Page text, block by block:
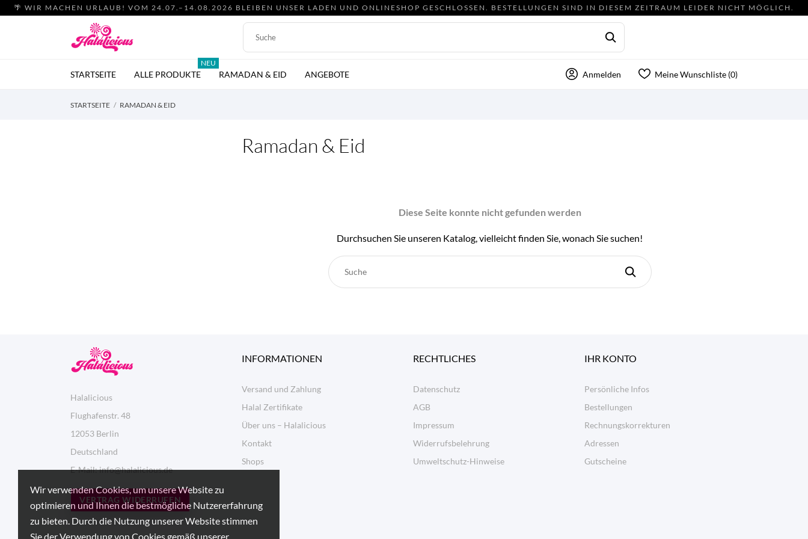
Wir verwenden Cookies, um unsere Website zu
optimieren und Ihnen die bestmögliche Nutzererfahrung
zu bieten. Durch die Nutzung unserer Website stimmen
Sie der Verwendung von Cookies gemäß unserer
🌴 WIR MACHEN URLAUB! VOM 24.07.–14.08.2026 BLEIBEN UNSER LADEN UND ONLINESHOP GESCHLOSSEN. BESTELLUNGEN SIND IN DIESEM ZEITRAUM LEIDER NICHT MÖGLICH.
STARTSEITE ALLE PRODUKTE
NEU
RAMADAN & EID ANGEBOTE Anmelden Meine Wunschliste (0)
STARTSEITE RAMADAN & EID
Ramadan & Eid
Diese Seite konnte nicht gefunden werden
Durchsuchen Sie unseren Katalog, vielleicht finden Sie, wonach Sie suchen!
Halalicious
Flughafenstr. 48
12053 Berlin
Deutschland
E-Mail:info@halalicious.de
INFORMATIONEN
Versand und Zahlung
Halal Zertifikate
Über uns – Halalicious
Kontakt
Shops
RECHTLICHES
Datenschutz
AGB
Impressum
Widerrufsbelehrung
Umweltschutz-Hinweise
IHR KONTO
Persönliche Infos
Bestellungen
Rechnungskorrekturen
Adressen
Gutscheine
VERTRAG WIDERRUFEN